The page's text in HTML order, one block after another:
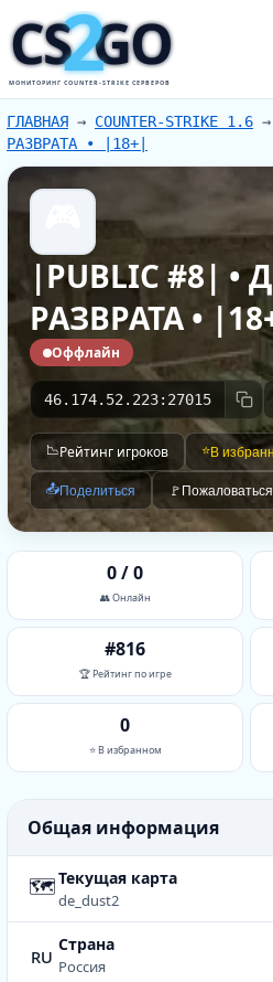
CS GO
2
МОНИТОРИНГ COUNTER-STRIKE СЕРВЕРОВ
ГЛАВНАЯ → COUNTER-STRIKE 1.6 →
РАЗВРАТА • |18+|
|PUBLIC #8| •
РАЗВРАТА •
Оффлайн
46.174.52.223:27015
📉Рейтинг игроков ⭐В
📤Поделиться 🚩 Пожаловаться
0 / 0
👥 Онлайн
#816
🏆 Рейтинг по игре
0
⭐ В избранном
Общая информация
🗺Текущая карта
de_dust2
ru Страна
Россия